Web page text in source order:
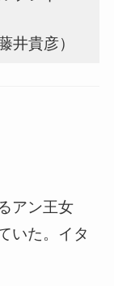
井貴彦）
アン王女
いた。イタ